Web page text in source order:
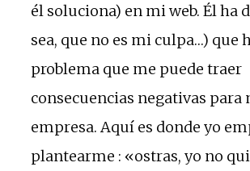
él soluciona) en mi web. Él ha
sea, que no es mi culpa…) que
problema que me puede traer
consecuencias negativas para
empresa. Aquí es donde yo
plantearme : «ostras, yo no